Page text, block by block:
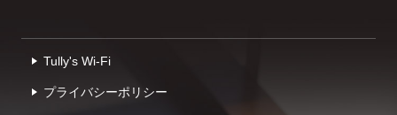
Tully's Wi-Fi
プライバシーポリシー